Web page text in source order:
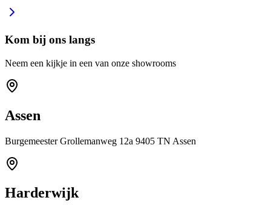
Kom bij ons langs
Neem een kijkje in een van onze showrooms
Assen
Burgemeester Grollemanweg 12a 9405 TN Assen
Harderwijk